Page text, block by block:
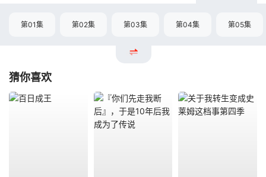
第01集 第02集 第03集 第04集 第05集
猜你喜欢